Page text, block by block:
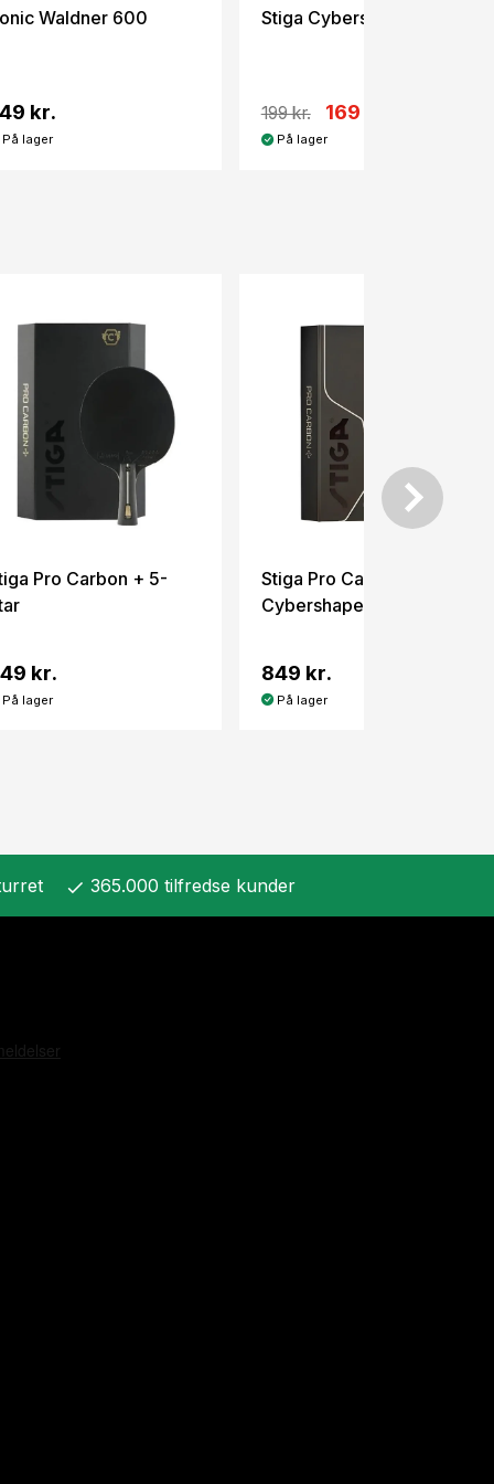
Waldner 600
kr.
På lager
Stiga Cybershape 1-star
199 kr. 169 kr.
På lager
Pro Carbon + 5-
kr.
På lager
Stiga Pro Carbon Plus
Cybershape 5-Star
849 kr.
På lager
check 365.000 tilfredse kunder